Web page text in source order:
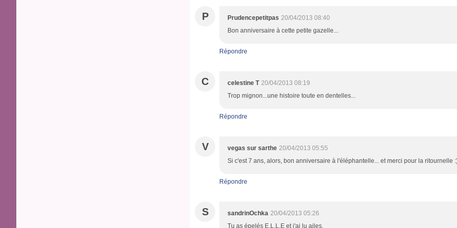
P Prudencepetitpas 20/04/2013 08:40
Bon anniversaire à cette petite gazelle...
Répondre
C celestine T 20/04/2013 08:19
Trop mignon...une histoire toute en dentelles...
Répondre
V vegas sur sarthe 20/04/2013 05:55
Si c'est 7 ans, alors, bon anniversaire à l'éléphantelle... et merci pour la ritournelle
Répondre
S sandrinOchka 20/04/2013 05:26
Tu as épelés E.L.L.E et j'ai lu ailes.